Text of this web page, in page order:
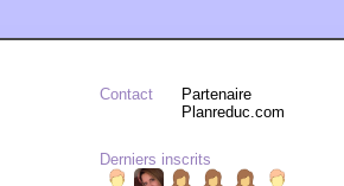
Contact
Partenaire
Planreduc.com
Derniers inscrits